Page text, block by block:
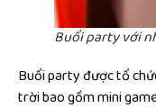
Buổi party với
Buổi party được tổ
trời bao gồm mini